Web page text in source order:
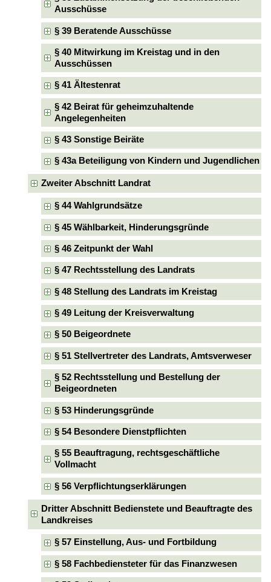
Ausschüsse
§ 39 Beratende Ausschüsse
§ 40 Mitwirkung im Kreistag und in den
Ausschüssen
§ 41 Ältestenrat
§ 42 Beirat für geheimzuhaltende
Angelegenheiten
§ 43 Sonstige Beiräte
§ 43a Beteiligung von Kindern und Jugendlichen
Zweiter Abschnitt Landrat
§ 44 Wahlgrundsätze
§ 45 Wählbarkeit, Hinderungsgründe
§ 46 Zeitpunkt der Wahl
§ 47 Rechtsstellung des Landrats
§ 48 Stellung des Landrats im Kreistag
§ 49 Leitung der Kreisverwaltung
§ 50 Beigeordnete
§ 51 Stellvertreter des Landrats, Amtsverweser
§ 52 Rechtsstellung und Bestellung der
Beigeordneten
§ 53 Hinderungsgründe
§ 54 Besondere Dienstpflichten
§ 55 Beauftragung, rechtsgeschäftliche
Vollmacht
§ 56 Verpflichtungserklärungen
Dritter Abschnitt Bedienstete und Beauftragte des
Landkreises
§ 57 Einstellung, Aus- und Fortbildung
§ 58 Fachbediensteter für das Finanzwesen